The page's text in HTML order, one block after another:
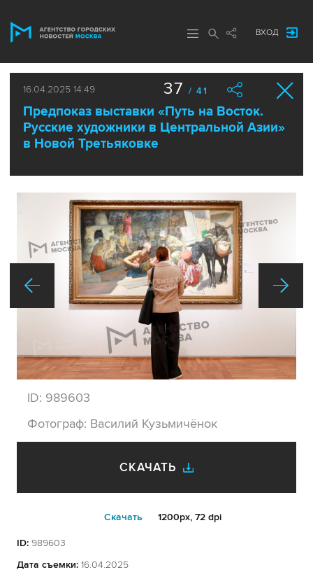
ВХОД
16.04.2025 14:49
Предпоказ выставки «Путь на Восток.
Русские художники в Центральной Азии»
в Новой Третьяковке
37 / 41
ID: 989603
Фотограф: Василий Кузьмичёнок
СКАЧАТЬ
Cкачать 1200px, 72 dpi
ID: 989603
Дата съемки: 16.04.2025